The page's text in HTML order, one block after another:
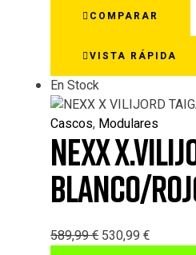
COMPARAR
VISTA RÁPIDA
En Stock
Cascos, Modulares
NEXX
BLANCO/
589,99€ 530,99 €